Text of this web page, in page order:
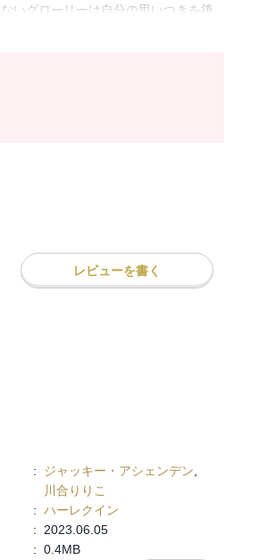
いグローリーは自分の思いつきを後
自分の純潔と引き換えに姉の治療費
話を聞くやいなや、彼は言い放つ。
は、自らの純潔を悪名高いギリシ
を提案され……。人気急上昇中の
レビューを書く
: ジャッキー・アシェンデン
川合りりこ
: ハーレクイン
:
2023.06.05
: 0.4MB